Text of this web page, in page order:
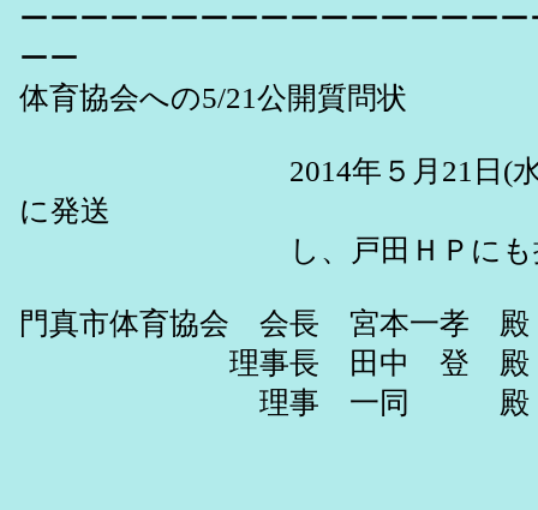
ーーーーーーーーーーーーーーーー
ーー
体育協会への5/21公開質問状
2014年５月21日(水)夕方、
に発送
し、戸田ＨＰにも掲
門真市体育協会 会長 宮本一孝 殿
理事長 田中 登 殿
理事 一同 殿